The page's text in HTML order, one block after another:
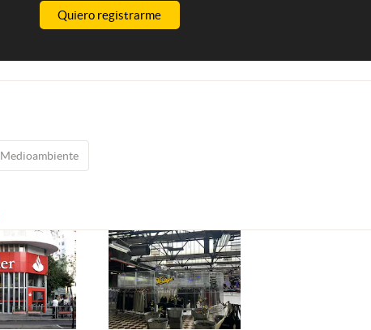
Quiero registrarme
Medioambiente